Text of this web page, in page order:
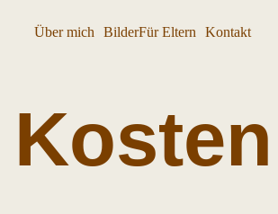
Über mich BilderFür Eltern Kontakt
Kosten